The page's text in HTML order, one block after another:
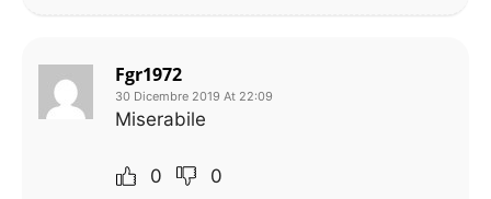
Fgr1972
30 Dicembre 2019 At 22:09
Miserabile
0 0